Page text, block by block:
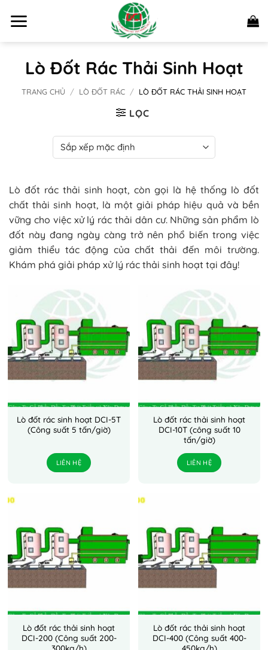
qua
Lò Đốt Rác Thải Sinh Hoạt
TRANG CHỦ / LÒ ĐỐT RÁC / LÒ ĐỐT RÁC THẢI SINH HOẠT
LỌC
Lò đốt rác thải sinh hoạt, còn gọi là hệ thống lò đốt
chất thải sinh hoạt, là một giải pháp hiệu quả và bền
vững cho việc xử lý rác thải dân cư. Những sản phẩm lò
đốt này đang ngày càng trở nên phổ biến trong việc
giảm thiểu tác động của chất thải đến môi trường.
Khám phá giải pháp xử lý rác thải sinh hoạt tại đây!
Lò đốt rác sinh hoạt DCI-5T
(Công suất 5 tấn/giờ)
LIÊN HỆ
Lò đốt rác thải sinh hoạt
DCI-10T (công suất 10
tấn/giờ)
LIÊN HỆ
Lò đốt rác thải sinh hoạt
DCI-200 (Công suất 200-
300kg/h)
Lò đốt rác thải sinh hoạt
DCI-400 (Công suất 400-
450kg/h)